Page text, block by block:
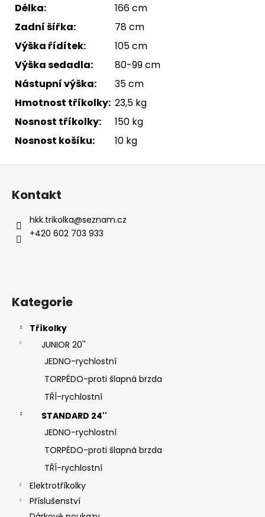
Délka:
166 cm
Zadní šířka:
78 cm
Výška řídítek:
105 cm
Výška sedadla:
80-99 cm
Nástupní výška:
35 cm
Hmotnost tříkolky: 23,5 kg
Nosnost tříkolky:
150 kg
Nosnost košíku:
10 kg
Z
Kontakt
hkk.trikolka@seznam.cz
+420 602 703 933
Kategorie
Tříkolky
JUNIOR 20''
JEDNO-rychlostní
TORPÉDO-proti šlapná brzda
TŘÍ-rychlostní
STANDARD 24''
JEDNO-rychlostní
TORPÉDO-proti šlapná brzda
TŘÍ-rychlostní
Elektrotříkolky
Příslušenství